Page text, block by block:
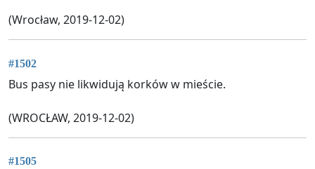
(Wrocław, 2019-12-02)
#1502
Bus pasy nie likwidują korków w mieście.
(WROCŁAW, 2019-12-02)
#1505